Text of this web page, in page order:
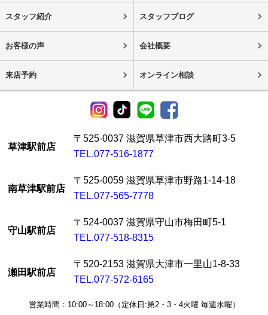
スタッフ紹介 スタッフブログ
お客様の声 会社概要
来店予約 オンライン相談
草津駅前店
〒525-0037 滋賀県草津市西大路町3-5
TEL.077-516-1877
南草津駅前店
〒525-0059 滋賀県草津市野路1-14-18
TEL.077-565-7778
守山駅前店
〒524-0037 滋賀県守山市梅田町5-1
TEL.077-518-8315
瀬田駅前店
〒520-2153 滋賀県大津市一里山1-8-33
TEL.077-572-6165
営業時間：10:00～18:00（定休日:第2・3・4火曜 毎週水曜）